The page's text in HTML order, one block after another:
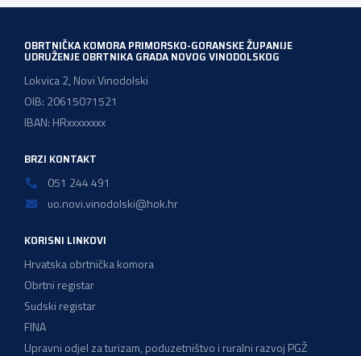
OBRTNIČKA KOMORA PRIMORSKO-GORANSKE ŽUPANIJE
UDRUŽENJE OBRTNIKA GRADA NOVOG VINODOLSKOG
Lokvica 2, Novi Vinodolski
OIB: 20615071521
IBAN: HRxxxxxxxx
BRZI KONTAKT
051 244 491
uo.novi.vinodolski@hok.hr
KORISNI LINKOVI
Hrvatska obrtnička komora
Obrtni registar
Sudski registar
FINA
Upravni odjel za turizam, poduzetništvo i ruralni razvoj PGŽ